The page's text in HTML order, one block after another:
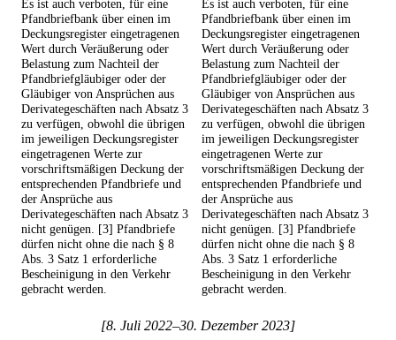
Es ist auch verboten, für eine
Pfandbriefbank über einen im
Deckungsregister eingetragenen
Wert durch Veräußerung oder
Belastung zum Nachteil der
Pfandbriefgläubiger oder der
Gläubiger von Ansprüchen aus
Derivategeschäften nach Absatz 3
zu verfügen, obwohl die übrigen
im jeweiligen Deckungsregister
eingetragenen Werte zur
vorschriftsmäßigen Deckung der
entsprechenden Pfandbriefe und
der Ansprüche aus
Derivategeschäften nach Absatz 3
nicht genügen. [3] Pfandbriefe
dürfen nicht ohne die nach § 8
Abs. 3 Satz 1 erforderliche
Bescheinigung in den Verkehr
gebracht werden.
Es ist auch verboten, für eine
Pfandbriefbank über einen im
Deckungsregister eingetragenen
Wert durch Veräußerung oder
Belastung zum Nachteil der
Pfandbriefgläubiger oder der
Gläubiger von Ansprüchen aus
Derivategeschäften nach Absatz 3
zu verfügen, obwohl die übrigen
im jeweiligen Deckungsregister
eingetragenen Werte zur
vorschriftsmäßigen Deckung der
entsprechenden Pfandbriefe und
der Ansprüche aus
Derivategeschäften nach Absatz 3
nicht genügen. [3] Pfandbriefe
dürfen nicht ohne die nach § 8
Abs. 3 Satz 1 erforderliche
Bescheinigung in den Verkehr
gebracht werden.
[8. Juli 2022–30. Dezember 2023]